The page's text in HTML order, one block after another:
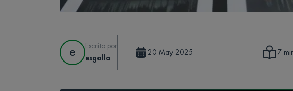
e
Escrito por
esgalla
20 May 2025 7